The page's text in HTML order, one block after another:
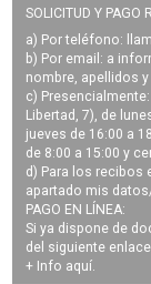
SOLICITUD Y PAGO
a) Por teléfono:
b) Por email: a
nombre, apellidos y
c)
Libertad, 7), de
jueves de 16:00 a
de 8:00 a 15:00 y
d) Para los recibos
apartado mis
PAGO EN LÍNEA:
Si ya dispone de
del siguiente
+ Info aquí.